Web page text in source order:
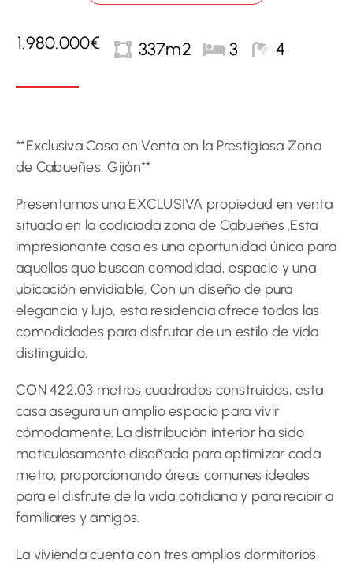
1.980.000€ 337m2 3 4
**Exclusiva Casa en Venta en la Prestigiosa Zona
de Cabueñes, Gijón**
Presentamos una EXCLUSIVA propiedad en venta
situada en la codiciada zona de Cabueñes .Esta
impresionante casa es una oportunidad única para
aquellos que buscan comodidad, espacio y una
ubicación envidiable. Con un diseño de pura
elegancia y lujo, esta residencia ofrece todas las
comodidades para disfrutar de un estilo de vida
distinguido.
CON 422,03 metros cuadrados construidos, esta
casa asegura un amplio espacio para vivir
cómodamente. La distribución interior ha sido
meticulosamente diseñada para optimizar cada
metro, proporcionando áreas comunes ideales
para el disfrute de la vida cotidiana y para recibir a
familiares y amigos.
La vivienda cuenta con tres amplios dormitorios,